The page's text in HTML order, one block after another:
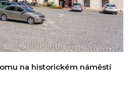
na historickém náměstí